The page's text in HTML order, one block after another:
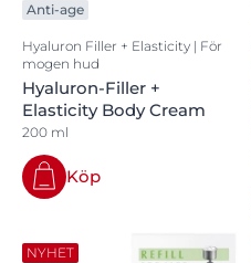
Anti-age
Hyaluron Filler + Elasticity | För
mogen hud
Hyaluron-Filler +
Elasticity Body Cream
200 ml
Köp
NYHET